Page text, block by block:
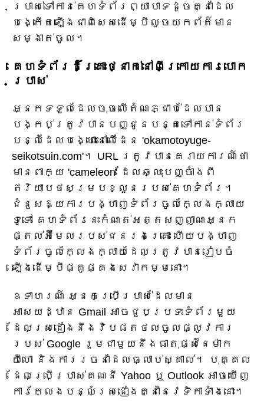
ប្រាស់ទៅកាន់គេហទំព័រព្យាបាទដូចគ្នាដែល
បង្កើតឡើងជាពិសេសដើម្បីលួចយកព័ត៌មាន
សម្ងាត់ចូល។
គេហទំព័រដ៏គ្រោះថ្នាក់នៅពីក្រោយការបោក
ប្រាស់
អ្នកទទួលដែលចុចលើតំណភ្ជាប់ដែលបាន
បង្កប់ត្រូវបានបញ្ជូនបន្តទៅកាន់ទំព័រ
បន្លំដែលបង្ហោះនៅលើដែន 'okamotoyuge-
seikotsuin.com'។ URL ត្រូវបានគេរាយការណ៍ថា
មានពាក្យ 'cameleon' ដែលឆ្លុះបញ្ចាំងពី
ឥរិយាបថសម្របខ្លួនរបស់គេហទំព័រ។
ជំនួសឱ្យការបង្ហាញទំព័រចូលក្លែងក្លាយ
ទូទៅ គេហទំព័រនេះកំណត់អត្តសញ្ញាណអ្នក
ផ្តល់អ៊ីមែលរបស់ជនរងគ្រោះ ហើយបង្ហាញ
ទំព័រចូលក្លែងក្លាយដែលត្រូវបានរៀបចំ
ឡើងដើម្បីផ្គូផ្គងសេវាកម្មនោះ។
ឧទាហរណ៍ អ្នកប្រើប្រាស់ដែលមាន
អាសយដ្ឋាន Gmail អាចជួបប្រទះទំព័រមួយ
ដែលស្រដៀងនឹងវិបផតថលចូលផ្លូវការ
របស់ Google រួមជាមួយនឹងធាតុផ្សំនៃម៉ាក
យីហោ និងការរចនាដែលធ្លាប់ស្គាល់។ បុគ្គល
ដែលប្រើប្រាស់គណនី Yahoo ឬ Outlook អាចឃើញ
ការក្លែងបន្លំស្រដៀងគ្នានៃវេទិកាទាំងនោះ។